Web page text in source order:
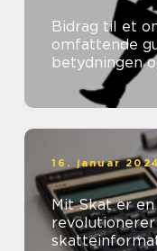
Bidrag til et
omfattende
betydningen
16. januar 2024
Mit Skat er